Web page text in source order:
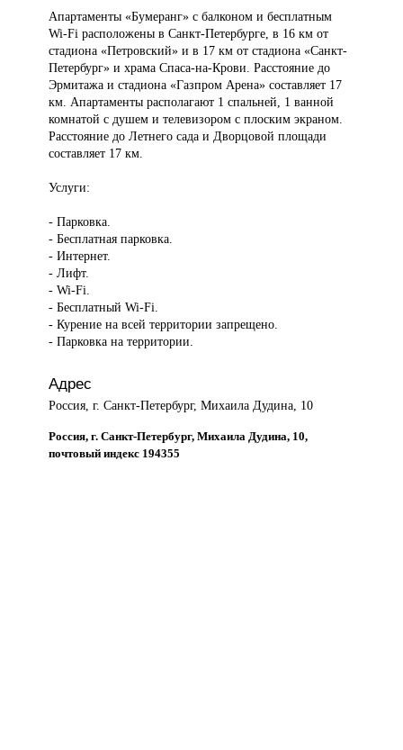
Апартаменты «Бумеранг»с балконом и бесплатным
Wi-Fi расположены в Санкт-Петербурге, в 16 км от
стадиона «Петровский» и в 17 км от стадиона «Санкт-
Петербург» и храма Спаса-на-Крови. Расстояние до
Эрмитажа и стадиона «Газпром Арена» составляет 17
км. Апартаменты располагают 1 спальней, 1 ванной
комнатой с душем и телевизором с плоским экраном.
Расстояние до Летнего сада и Дворцовой площади
составляет 17 км.
Услуги:
- Парковка.
- Бесплатная парковка.
- Интернет.
- Лифт.
- Wi-Fi.
- Бесплатный Wi-Fi.
- Курение на всей территории запрещено.
- Парковка на территории.
Адрес
Россия, г. Санкт-Петербург, Михаила Дудина, 10
Россия, г. Санкт-Петербург, Михаила Дудина, 10,
почтовый индекс 194355